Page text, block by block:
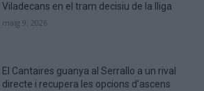
Viladecans en el tram decisiu de la lliga
maig 9, 2026
El Cantaires guanya al Serrallo a un rival
directe i recupera les opcions d’ascens